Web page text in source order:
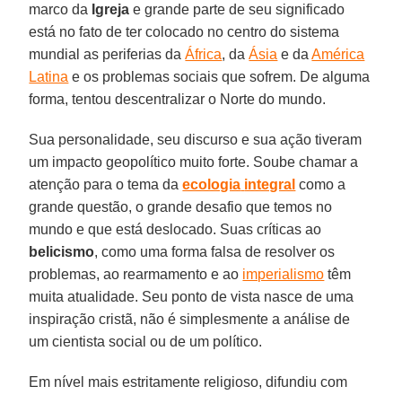
marco da Igreja e grande parte de seu significado
está no fato de ter colocado no centro do sistema
mundial as periferias daÁfrica, daÁsia e daAmérica
Latina e os problemas sociais que sofrem. De alguma
forma, tentou descentralizar o Norte do mundo.
Sua personalidade, seu discurso e sua ação tiveram
um impacto geopolítico muito forte. Soube chamar a
atenção para o tema daecologia integral como a
grande questão, o grande desafio que temos no
mundo e que está deslocado. Suas críticas ao
belicismo, como uma forma falsa de resolver os
problemas, ao rearmamento e ao imperialismo têm
muita atualidade. Seu ponto de vista nasce de uma
inspiração cristã, não é simplesmente a análise de
um cientista social ou de um político.
Em nível mais estritamente religioso, difundiu com